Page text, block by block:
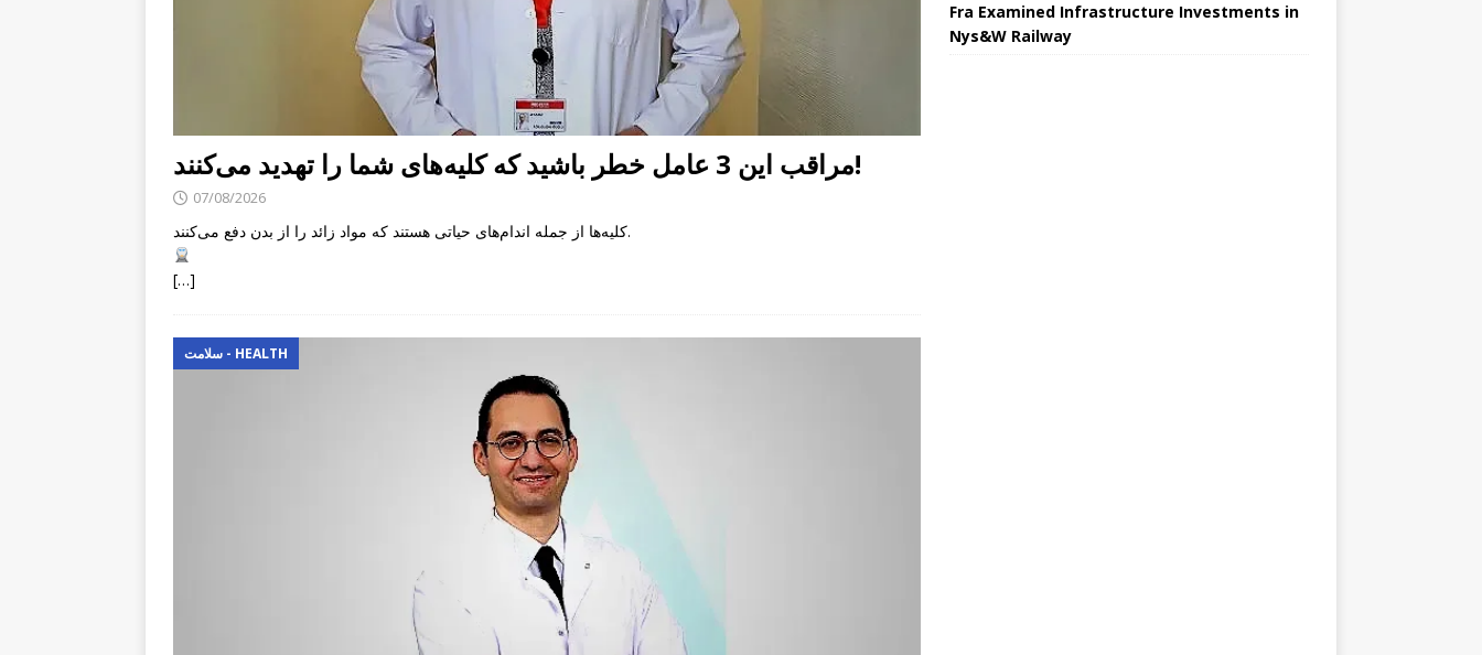
مراقب این 3 عامل خطر باشید که کلیه‌های شما را تهدید می‌کنند!
07/08/2026
کلیه‌ها از جمله اندام‌های حیاتی هستند که مواد زائد را از بدن دفع می‌کنند.
[…]
سلامت - HEALTH
Fra Examined Infrastructure Investments in
Nys&W Railway